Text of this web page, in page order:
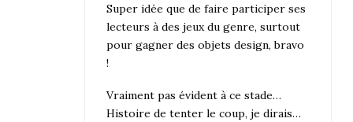
Super idée que de faire participer ses
lecteurs à des jeux du genre, surtout
pour gagner des objets design, bravo
!
Vraiment pas évident à ce stade…
Histoire de tenter le coup, je dirais…